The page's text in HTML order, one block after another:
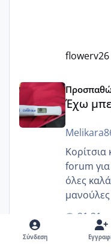
flowerv26
Έχω μπερδευτεί
Προσπαθώ
Έχω
forum
όλες
αυτές
γερα
🙏🏼🙏🏼 Ας πάμε λοιπόν στο θέμα μου.
21
Σύνδεση